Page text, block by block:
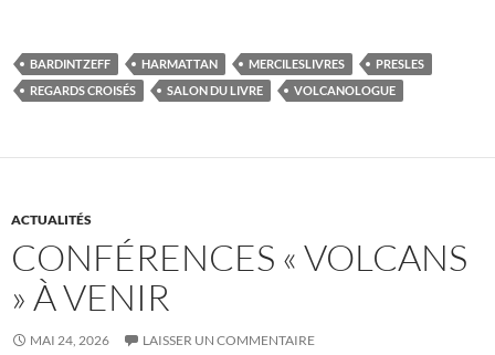
BARDINTZEFF HARMATTAN MERCILESLIVRES
PRESLES
REGARDS CROISÉS
SALON DU LIVRE VOLCANOLOGUE
ACTUALITÉS
CONFÉRENCES « VOLCANS
» À VENIR
MAI 24, 2026 LAISSER UN COMMENTAIRE